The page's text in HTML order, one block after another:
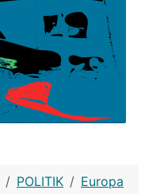
POLITIK
Europa